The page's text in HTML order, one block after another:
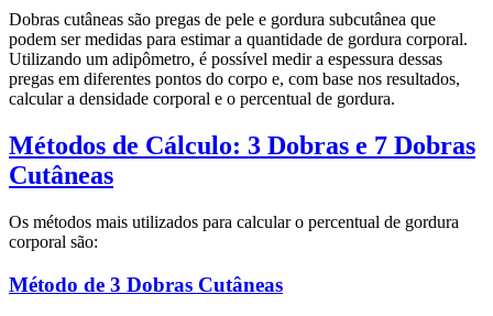
Dobras cutâneas são pregas de pele e gordura subcutânea que
podem ser medidas para estimar a quantidade de gordura corporal.
Utilizando um adipômetro, é possível medir a espessura dessas
pregas em diferentes pontos do corpo e, com base nos resultados,
calcular a densidade corporal e o percentual de gordura.
Métodos de Cálculo: 3 Dobras e 7 Dobras
Cutâneas
Os métodos mais utilizados para calcular o percentual de gordura
corporal são:
Método de 3 Dobras Cutâneas